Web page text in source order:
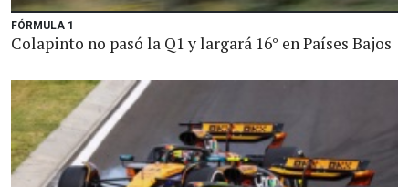
FÓRMULA 1
Colapinto no pasó la Q1 y largará 16° en Países Bajos